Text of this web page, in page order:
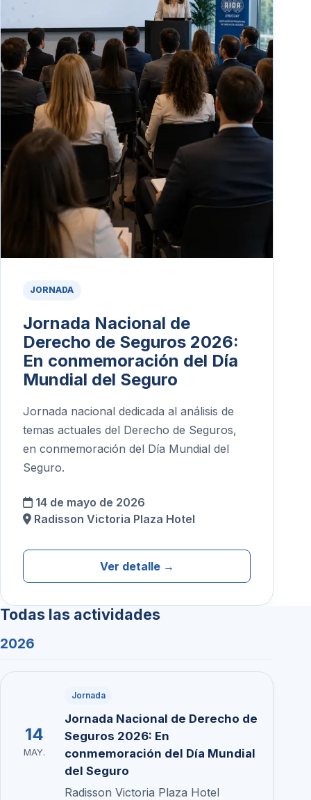
JORNADA
Jornada Nacional de
Derecho de Seguros 2026:
En conmemoración del Día
Mundial del Seguro
Jornada nacional dedicada al análisis de
temas actuales del Derecho de Seguros,
en conmemoración del Día Mundial del
Seguro.
14 de mayo de 2026
Radisson Victoria Plaza Hotel
Ver detalle →
Todas las actividades
2026
14
MAY.
Jornada
Jornada Nacional de Derecho de
Seguros 2026: En
conmemoración del Día Mundial
del Seguro
Radisson Victoria Plaza Hotel